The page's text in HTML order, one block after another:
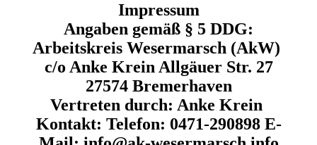
Impressum
Angaben gemäß § 5 DDG:
Arbeitskreis Wesermarsch (AkW)
c/o Anke Krein Allgäuer Str. 27
27574 Bremerhaven
Vertreten durch: Anke Krein
Kontakt: Telefon: 0471-290898 E-